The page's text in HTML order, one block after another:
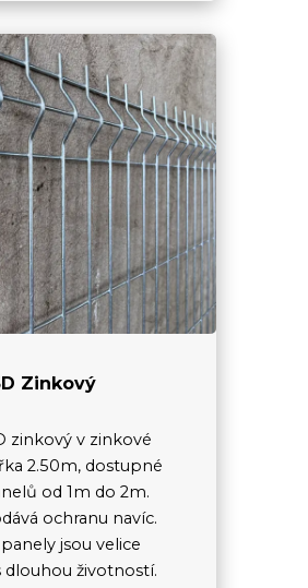
Zinkový
zinkový v zinkové
2.50m, dostupné
od 1m do 2m.
ochranu navíc.
jsou velice
dlouhou životností.